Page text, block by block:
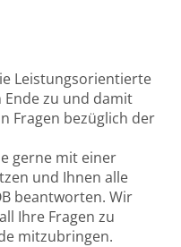
Leistungsorientierte
Ende zu und damit
Fragen bezüglich der
gerne mit einer
und Ihnen alle
beantworten. Wir
Ihre Fragen zu
mitzubringen.